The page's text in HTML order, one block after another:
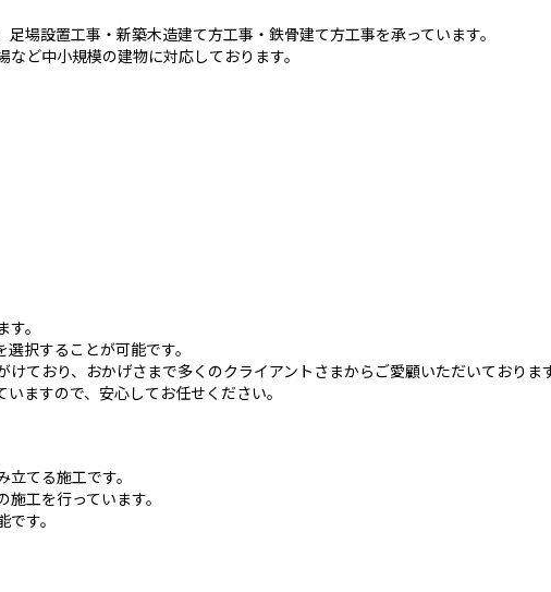
場設置工事・新築木造建て方工事・鉄骨建て方工事を承っています。
ど中小規模の建物に対応しております。
。
択することが可能です。
ており、おかげさまで多くのクライアントさまからご愛顧いただいておりま
ますので、安心してお任せください。
てる施工です。
工を行っています。
す。